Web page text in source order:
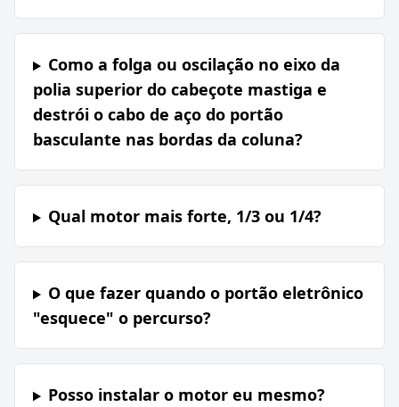
Como a folga ou oscilação no eixo da
polia superior do cabeçote mastiga e
destrói o cabo de aço do portão
basculante nas bordas da coluna?
Qual motor mais forte, 1/3 ou 1/4?
O que fazer quando o portão eletrônico
"esquece" o percurso?
Posso instalar o motor eu mesmo?